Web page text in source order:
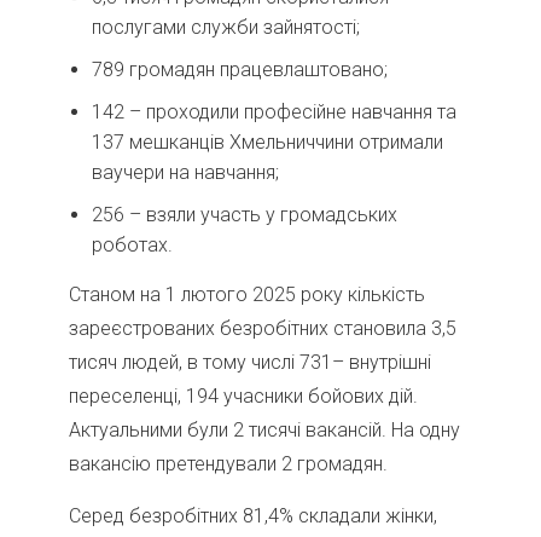
послугами служби зайнятості;
789 громадян працевлаштовано;
142 – проходили професійне навчання та
137 мешканців Хмельниччини отримали
ваучери на навчання;
256 – взяли участь у громадських
роботах.
Станом на 1 лютого 2025 року кількість
зареєстрованих безробітних становила 3,5
тисяч людей, в тому числі 731– внутрішні
переселенці, 194 учасники бойових дій.
Актуальними були 2 тисячі вакансій. На одну
вакансію претендували 2 громадян.
Серед безробітних 81,4% складали жінки,